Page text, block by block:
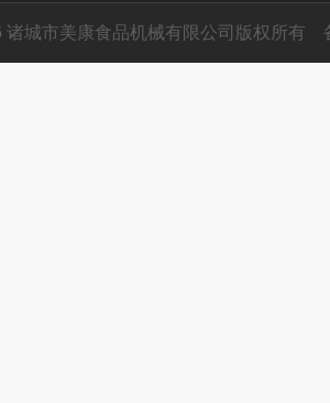
城市美康食品机械有限公司版权所有